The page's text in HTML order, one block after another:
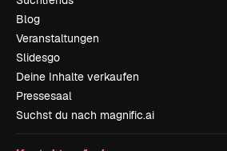
Blog
Veranstaltungen
Slidesgo
Deine Inhalte verkaufen
Pressesaal
Suchst du nach magnific.ai